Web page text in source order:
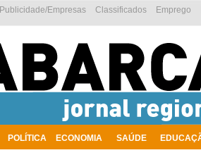
POLÍTICA ECONOMIA SAÚDE
Emprego
Classificados
Publicidade/Empresas